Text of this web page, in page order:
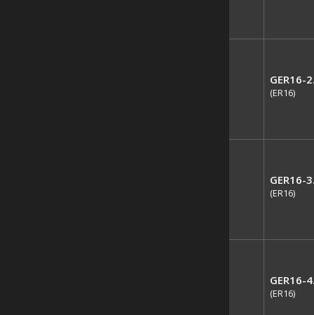
GER16-
(ER16)
GER16-
(ER16)
GER16-
(ER16)